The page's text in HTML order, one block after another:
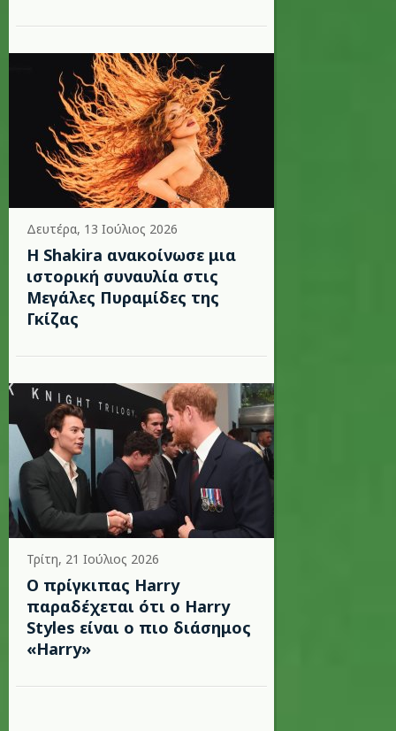
Δευτέρα, 13 Ιούλιος 2026
Η Shakira ανακοίνωσε μια
ιστορική συναυλία στις
Μεγάλες Πυραμίδες της
Γκίζας
Τρίτη, 21 Ιούλιος 2026
Ο πρίγκιπας Harry
παραδέχεται ότι ο Harry
Styles είναι ο πιο διάσημος
«Harry»